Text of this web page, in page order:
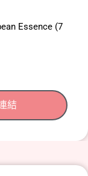
Essence (7
結